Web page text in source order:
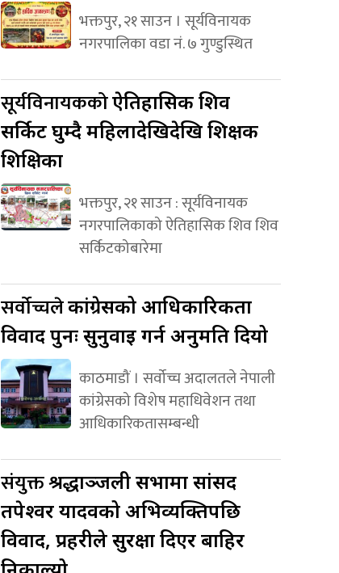
भक्तपुर, २१ साउन । सूर्यविनायक
नगरपालिका वडा नं. ७ गुण्डुस्थित
सूर्यविनायककोऐतिहासिक शिव
सर्किट घुम्दै महिलादेखिदेखि शिक्षक
शिक्षिका
भक्तपुर, २१ साउन : सूर्यविनायक
नगरपालिकाको ऐतिहासिक शिव शिव
सर्किटकोबारेमा
सर्वोच्चलेकांग्रेसको आधिकारिकता
विवाद पुनः सुनुवाइ गर्न अनुमति दियो
काठमाडौं । सर्वोच्च अदालतले नेपाली
कांग्रेसको विशेष महाधिवेशन तथा
आधिकारिकतासम्बन्धी
संयुक्तश्रद्धाञ्जली सभामा सांसद
तपेश्वर यादवको अभिव्यक्तिपछि
विवाद, प्रहरीले सुरक्षा दिएर बाहिर